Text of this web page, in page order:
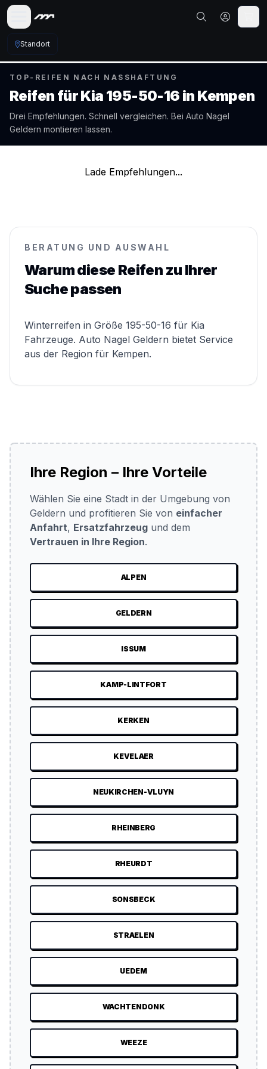
Standort
TOP-REIFEN NACH NASSHAFTUNG
Reifen fürKia 195-50-16 in Kempen
Drei Empfehlungen. Schnell vergleichen. Bei Auto Nagel
Geldern montieren lassen.
Lade Empfehlungen...
BERATUNG UND AUSWAHL
Warum diese Reifen zu Ihrer
Suche passen
Winterreifen in Größe 195-50-16 für Kia
Fahrzeuge. Auto Nagel Geldern bietet Service
aus der Region für Kempen.
Ihre Region – Ihre Vorteile
Wählen Sie eine Stadt in der Umgebung von
Geldern und profitieren Sie von einfacher
Anfahrt, Ersatzfahrzeug und dem
Vertrauen in Ihre Region.
ALPEN
GELDERN
ISSUM
KAMP-LINTFORT
KERKEN
KEVELAER
NEUKIRCHEN-VLUYN
RHEINBERG
RHEURDT
SONSBECK
STRAELEN
UEDEM
WACHTENDONK
WEEZE